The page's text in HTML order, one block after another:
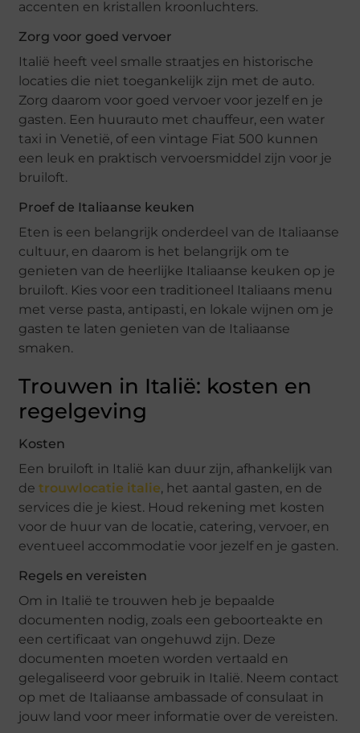
accenten en kristallen kroonluchters.
Zorg voor goed vervoer
Italië heeft veel smalle straatjes en historische
locaties die niet toegankelijk zijn met de auto.
Zorg daarom voor goed vervoer voor jezelf en je
gasten. Een huurauto met chauffeur, een water
taxi in Venetië, of een vintage Fiat 500 kunnen
een leuk en praktisch vervoersmiddel zijn voor je
bruiloft.
Proef de Italiaanse keuken
Eten is een belangrijk onderdeel van de Italiaanse
cultuur, en daarom is het belangrijk om te
genieten van de heerlijke Italiaanse keuken op je
bruiloft. Kies voor een traditioneel Italiaans menu
met verse pasta, antipasti, en lokale wijnen om je
gasten te laten genieten van de Italiaanse
smaken.
Trouwen in Italië: kosten en
regelgeving
Kosten
Een bruiloft in Italië kan duur zijn, afhankelijk van
detrouwlocatie italie, het aantal gasten, en de
services die je kiest. Houd rekening met kosten
voor de huur van de locatie, catering, vervoer, en
eventueel accommodatie voor jezelf en je gasten.
Regels en vereisten
Om in Italië te trouwen heb je bepaalde
documenten nodig, zoals een geboorteakte en
een certificaat van ongehuwd zijn. Deze
documenten moeten worden vertaald en
gelegaliseerd voor gebruik in Italië. Neem contact
op met de Italiaanse ambassade of consulaat in
jouw land voor meer informatie over de vereisten.